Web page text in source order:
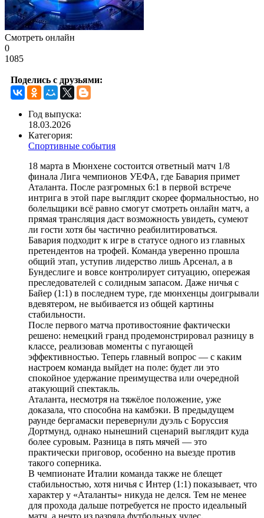
Смотреть онлайн
0
1085
Поделись с друзьями:
Год выпуска:
18.03.2026
Категория:
Спортивные события
18 марта в Мюнхене состоится ответный матч 1/8
финала Лига чемпионов УЕФА, где Бавария примет
Аталанта. После разгромных 6:1 в первой встрече
интрига в этой паре выглядит скорее формальностью, но
болельщики всё равно смогут смотреть онлайн матч, а
прямая трансляция даст возможность увидеть, сумеют
ли гости хотя бы частично реабилитироваться.
Бавария подходит к игре в статусе одного из главных
претендентов на трофей. Команда уверенно прошла
общий этап, уступив лидерство лишь Арсенал, а в
Бундеслиге и вовсе контролирует ситуацию, опережая
преследователей с солидным запасом. Даже ничья с
Байер (1:1) в последнем туре, где мюнхенцы доигрывали
вдевятером, не выбивается из общей картины
стабильности.
После первого матча противостояние фактически
решено: немецкий гранд продемонстрировал разницу в
классе, реализовав моменты с пугающей
эффективностью. Теперь главный вопрос — с каким
настроем команда выйдет на поле: будет ли это
спокойное удержание преимущества или очередной
атакующий спектакль.
Аталанта, несмотря на тяжёлое положение, уже
доказала, что способна на камбэки. В предыдущем
раунде бергамаски перевернули дуэль с Боруссия
Дортмунд, однако нынешний сценарий выглядит куда
более суровым. Разница в пять мячей — это
практически приговор, особенно на выезде против
такого соперника.
В чемпионате Италии команда также не блещет
стабильностью, хотя ничья с Интер (1:1) показывает, что
характер у «Аталанты» никуда не делся. Тем не менее
для прохода дальше потребуется не просто идеальный
матч, а нечто из разряда футбольных чудес.